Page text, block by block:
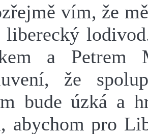
vím, že
liberecký
a Petrem
že
bude úzká a
abychom pro